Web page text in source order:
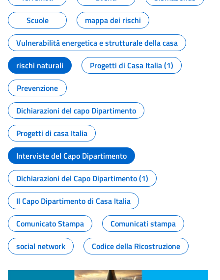
Scuole
mappa dei rischi
Vulnerabilità energetica e strutturale della casa
rischi naturali
Progetti di Casa Italia (1)
Prevenzione
Dichiarazioni del capo Dipartimento
Progetti di casa Italia
Interviste del Capo Dipartimento
Dichiarazioni del Capo Dipartimento (1)
Il Capo Dipartimento di Casa Italia
Comunicato Stampa
Comunicati stampa
social network
Codice della Ricostruzione